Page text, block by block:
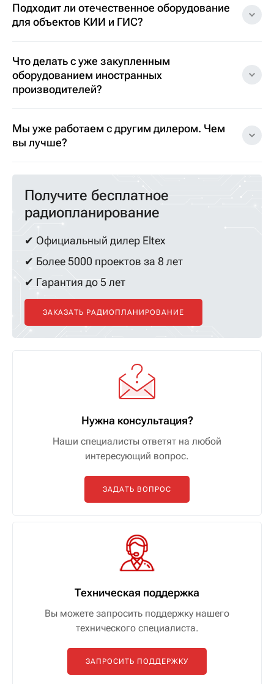
Подходит ли отечественное оборудование
для объектов КИИ и ГИС?
Что делать с уже закупленным
оборудованием иностранных
производителей?
Мы уже работаем с другим дилером. Чем
вы лучше?
Получите бесплатное
радиопланирование
✔ Официальный дилер Eltex
✔ Более 5000 проектов за 8 лет
✔ Гарантия до 5 лет
ЗАКАЗАТЬ РАДИОПЛАНИРОВАНИЕ
Нужна консультация?
Наши специалисты ответят на любой
интересующий вопрос.
ЗАДАТЬ ВОПРОС
Техническая поддержка
Вы можете запросить поддержку нашего
технического специалиста.
ЗАПРОСИТЬ ПОДДЕРЖКУ